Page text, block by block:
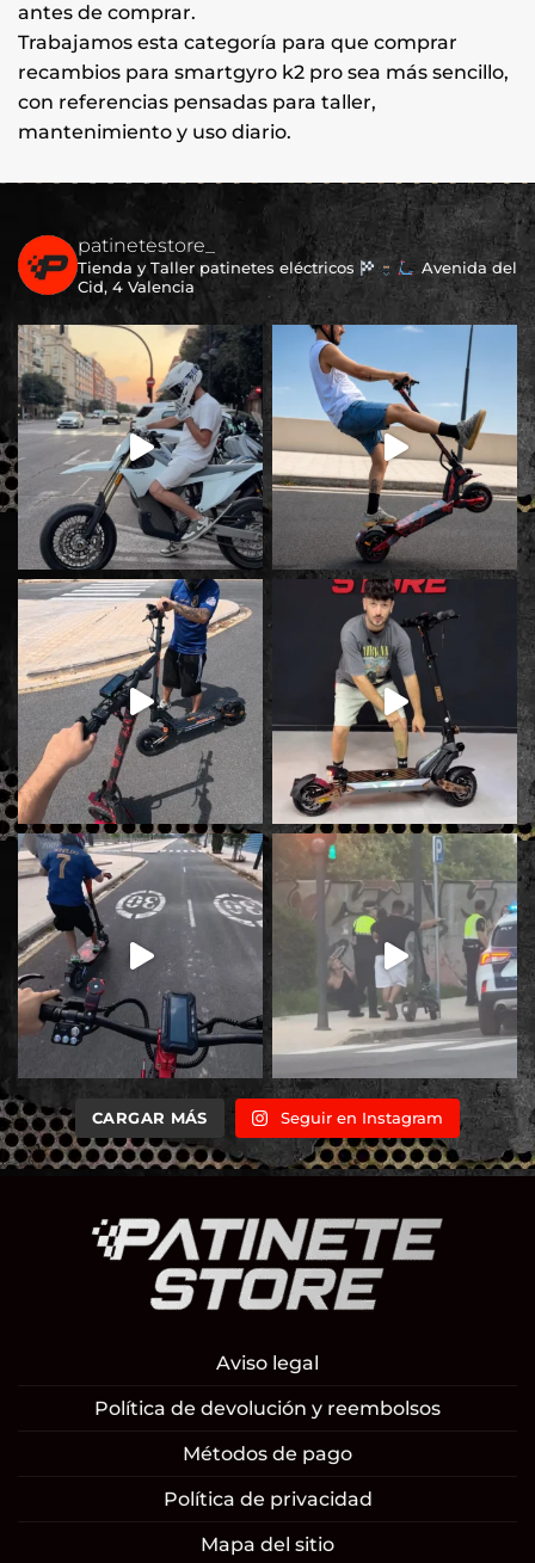
antes de comprar.
Trabajamos esta categoría para que comprar
recambios para smartgyro k2 pro sea más sencillo,
con referencias pensadas para taller,
mantenimiento y uso diario.
patinetestore_
Tienda y Taller patinetes eléctricos
Avenida del
Cid, 4 Valencia
CARGAR MÁS Seguir en Instagram
Aviso legal
Política de devolución y reembolsos
Métodos de pago
Política de privacidad
Mapa del sitio